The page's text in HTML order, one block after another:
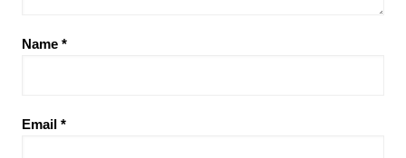
Name *
Email *